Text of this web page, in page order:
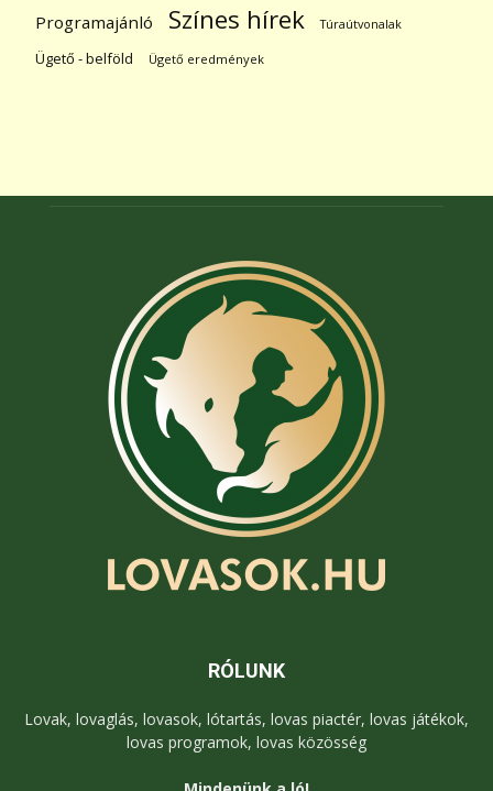
Programajánló Színes hírek Túraútvonalak
Ügető - belföld Ügető eredmények
RÓLUNK
Lovak, lovaglás, lovasok, lótartás, lovas piactér, lovas játékok,
lovas programok, lovas közösség